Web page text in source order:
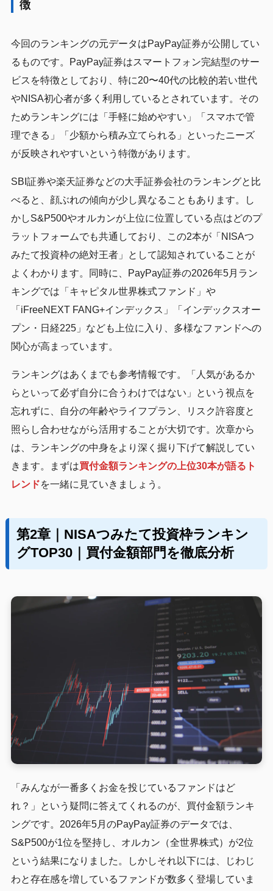
徴
今回のランキングの元データはPayPay証券が公開してい
るものです。PayPay証券はスマートフォン完結型のサー
ビスを特徴としており、特に20〜40代の比較的若い世代
やNISA初心者が多く利用しているとされています。その
ためランキングには「手軽に始めやすい」「スマホで管
理できる」「少額から積み立てられる」といったニーズ
が反映されやすいという特徴があります。
SBI証券や楽天証券などの大手証券会社のランキングと比
べると、顔ぶれの傾向が少し異なることもあります。し
かしS&P500やオルカンが上位に位置している点はどのプ
ラットフォームでも共通しており、この2本が「NISAつ
みたて投資枠の絶対王者」として認知されていることが
よくわかります。同時に、PayPay証券の2026年5月ラン
キングでは「キャピタル世界株式ファンド」や
「iFreeNEXT FANG+インデックス」「インデックスオー
プン・日経225」なども上位に入り、多様なファンドへの
関心が高まっています。
ランキングはあくまでも参考情報です。「人気があるか
らといって必ず自分に合うわけではない」という視点を
忘れずに、自分の年齢やライフプラン、リスク許容度と
照らし合わせながら活用することが大切です。次章から
は、ランキングの中身をより深く掘り下げて解説してい
きます。まずは買付金額ランキングの上位30本が語るト
レンドを一緒に見ていきましょう。
第2章｜NISAつみたて投資枠ランキン
グTOP30｜買付金額部門を徹底分析
「みんなが一番多くお金を投じているファンドはど
れ？」という疑問に答えてくれるのが、買付金額ランキ
ングです。2026年5月のPayPay証券のデータでは、
S&P500が1位を堅持し、オルカン（全世界株式）が2位
という結果になりました。しかしそれ以下には、じわじ
わと存在感を増しているファンドが数多く登場していま